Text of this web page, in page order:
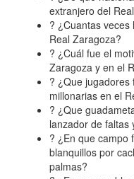
extranjero del
? ¿Cuantas
Real Zaragoza?
? ¿Cuál fue el
Zaragoza y en el
? ¿Que
millonarias en el
? ¿Que
lanzador de faltas
? ¿En que campo
blanquillos por
palmas?